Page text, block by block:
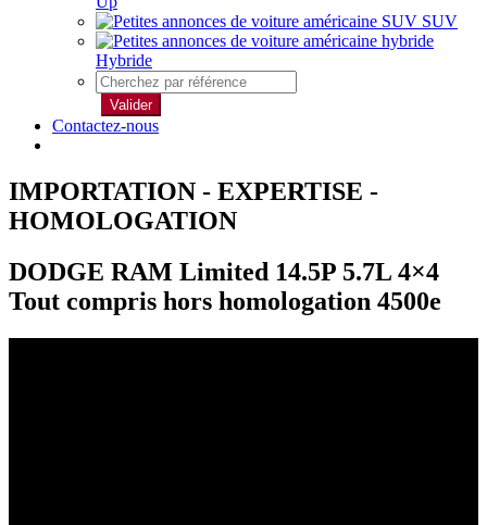
SUV
Hybride
Valider
Contactez-nous
IMPORTATION - EXPERTISE -
HOMOLOGATION
DODGE RAM Limited 14.5P 5.7L 4×4
Tout compris hors homologation 4500e